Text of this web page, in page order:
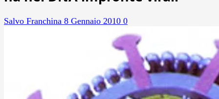
Salvo Franchina 8 Gennaio 2010 0